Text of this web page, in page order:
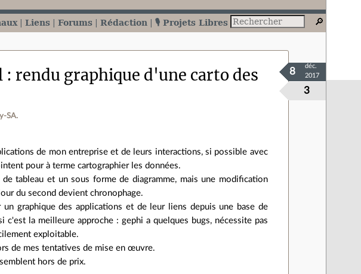
Liens Forums Rédaction 🎙️ Projets Libres
rendu graphique d'une carto des
3
8
déc.
2017
de mon entreprise et de leurs interactions, si possible avec
pour à terme cartographier les données.
tableau et un sous forme de diagramme, mais une modification
du second devient chronophage.
graphique des applications et de leur liens depuis une base de
la meilleure approche : gephi a quelques bugs, nécessite pas
exploitable.
de mes tentatives de mise en œuvre.
hors de prix.